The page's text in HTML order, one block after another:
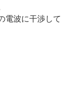
電波に干渉して